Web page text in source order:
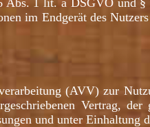
Abs. 1 lit. a DSGVO und
im Endgerät des
(AVV) zur
Vertrag,
und unter Einhaltung